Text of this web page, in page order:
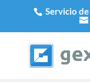
Servicio